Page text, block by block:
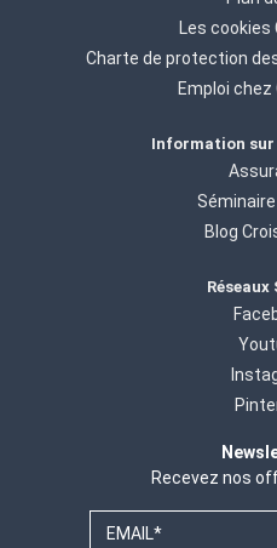
Les cookies
Charte de protection
Emploi chez
Information
Blog
Réseaux
Recevez nos
EMAIL*